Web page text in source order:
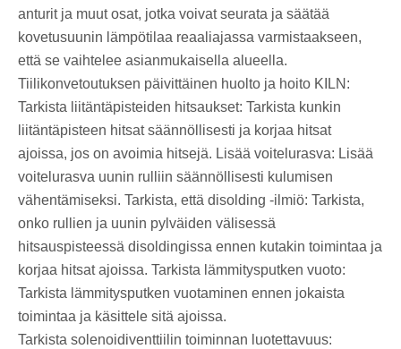
anturit ja muut osat, jotka voivat seurata ja säätää
kovetusuunin lämpötilaa reaaliajassa varmistaakseen,
että se vaihtelee asianmukaisella alueella.
Tiilikonvetoutuksen päivittäinen huolto ja hoito KILN:
Tarkista liitäntäpisteiden hitsaukset: Tarkista kunkin
liitäntäpisteen hitsat säännöllisesti ja korjaa hitsat
ajoissa, jos on avoimia hitsejä. Lisää voitelurasva: Lisää
voitelurasva uunin rulliin säännöllisesti kulumisen
vähentämiseksi. Tarkista, että disolding -ilmiö: Tarkista,
onko rullien ja uunin pylväiden välisessä
hitsauspisteessä disoldingissa ennen kutakin toimintaa ja
korjaa hitsat ajoissa. Tarkista lämmitysputken vuoto:
Tarkista lämmitysputken vuotaminen ennen jokaista
toimintaa ja käsittele sitä ajoissa.
Tarkista solenoidiventtiilin toiminnan luotettavuus: